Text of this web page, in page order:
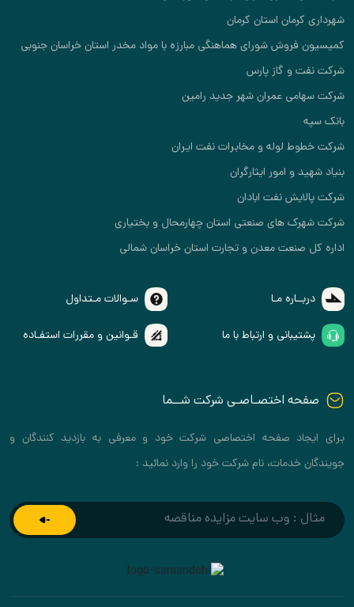
شهرداری کرمان استان کرمان
کمیسیون فروش شورای هماهنگی مبارزه با مواد مخدر استان خراسان جنوبی
شرکت نفت و گاز پارس
شرکت سهامی عمران شهر جدید رامین
بانک سپه
شرکت خطوط لوله و مخابرات نفت ایران
بنیاد شهید و امور ایثارگران
شرکت پالایش نفت ابادان
شرکت شهرک های صنعتی استان چهارمحال و بختیاری
اداره کل صنعت معدن و تجارت استان خراسان شمالی
دربــاره مـا سـوالات مـتداول
پشتیبانی و ارتباط با ما قـوانین و مقررات استفـاده
صفحه اختصـاصـی شرکت شــما
برای ایجاد صفحه اختصاصی شرکت خود و معرفی به بازدید کنندگان و
جویندگان خدمات، نام شرکت خود را وارد نمائید :